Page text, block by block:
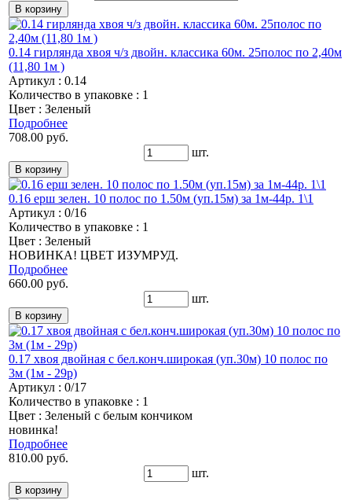
0.14 гирлянда хвоя ч/з двойн. классика 60м. 25полос по 2,40м
(11,80 1м )
Артикул : 0.14
Количество в упаковке : 1
Цвет : Зеленый
Подробнее
708.00 руб.
шт.
0.16 ерш зелен. 10 полос по 1.50м (уп.15м) за 1м-44р. 1\1
Артикул : 0/16
Количество в упаковке : 1
Цвет : Зеленый
НОВИНКА! ЦВЕТ ИЗУМРУД.
Подробнее
660.00 руб.
шт.
0.17 хвоя двойная с бел.конч.широкая (уп.30м) 10 полос по
3м (1м - 29р)
Артикул : 0/17
Количество в упаковке : 1
Цвет : Зеленый с белым кончиком
новинка!
Подробнее
810.00 руб.
шт.